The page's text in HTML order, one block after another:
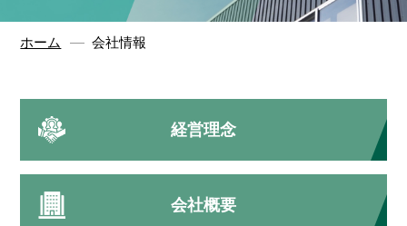
ホーム 会社情報
経営理念
会社概要